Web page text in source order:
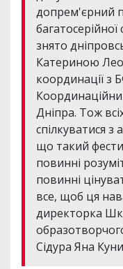
допрем'єрний
знято
Катериною
координації з
Дніпра. Тож
спілкуватися
що такий
повинні
повинні
все, щоб ця
директорка
Сідура Яна